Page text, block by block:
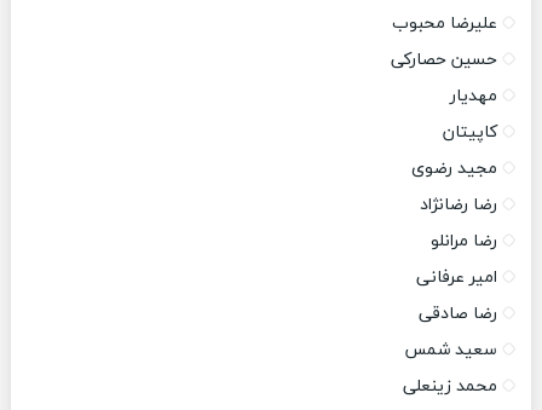
علیرضا محبوب
حسین حصارکی
مهدیار
کاپیتان
مجید رضوی
رضا رضانژاد
رضا مرانلو
امیر عرفانی
رضا صادقی
سعید شمس
محمد زینعلی